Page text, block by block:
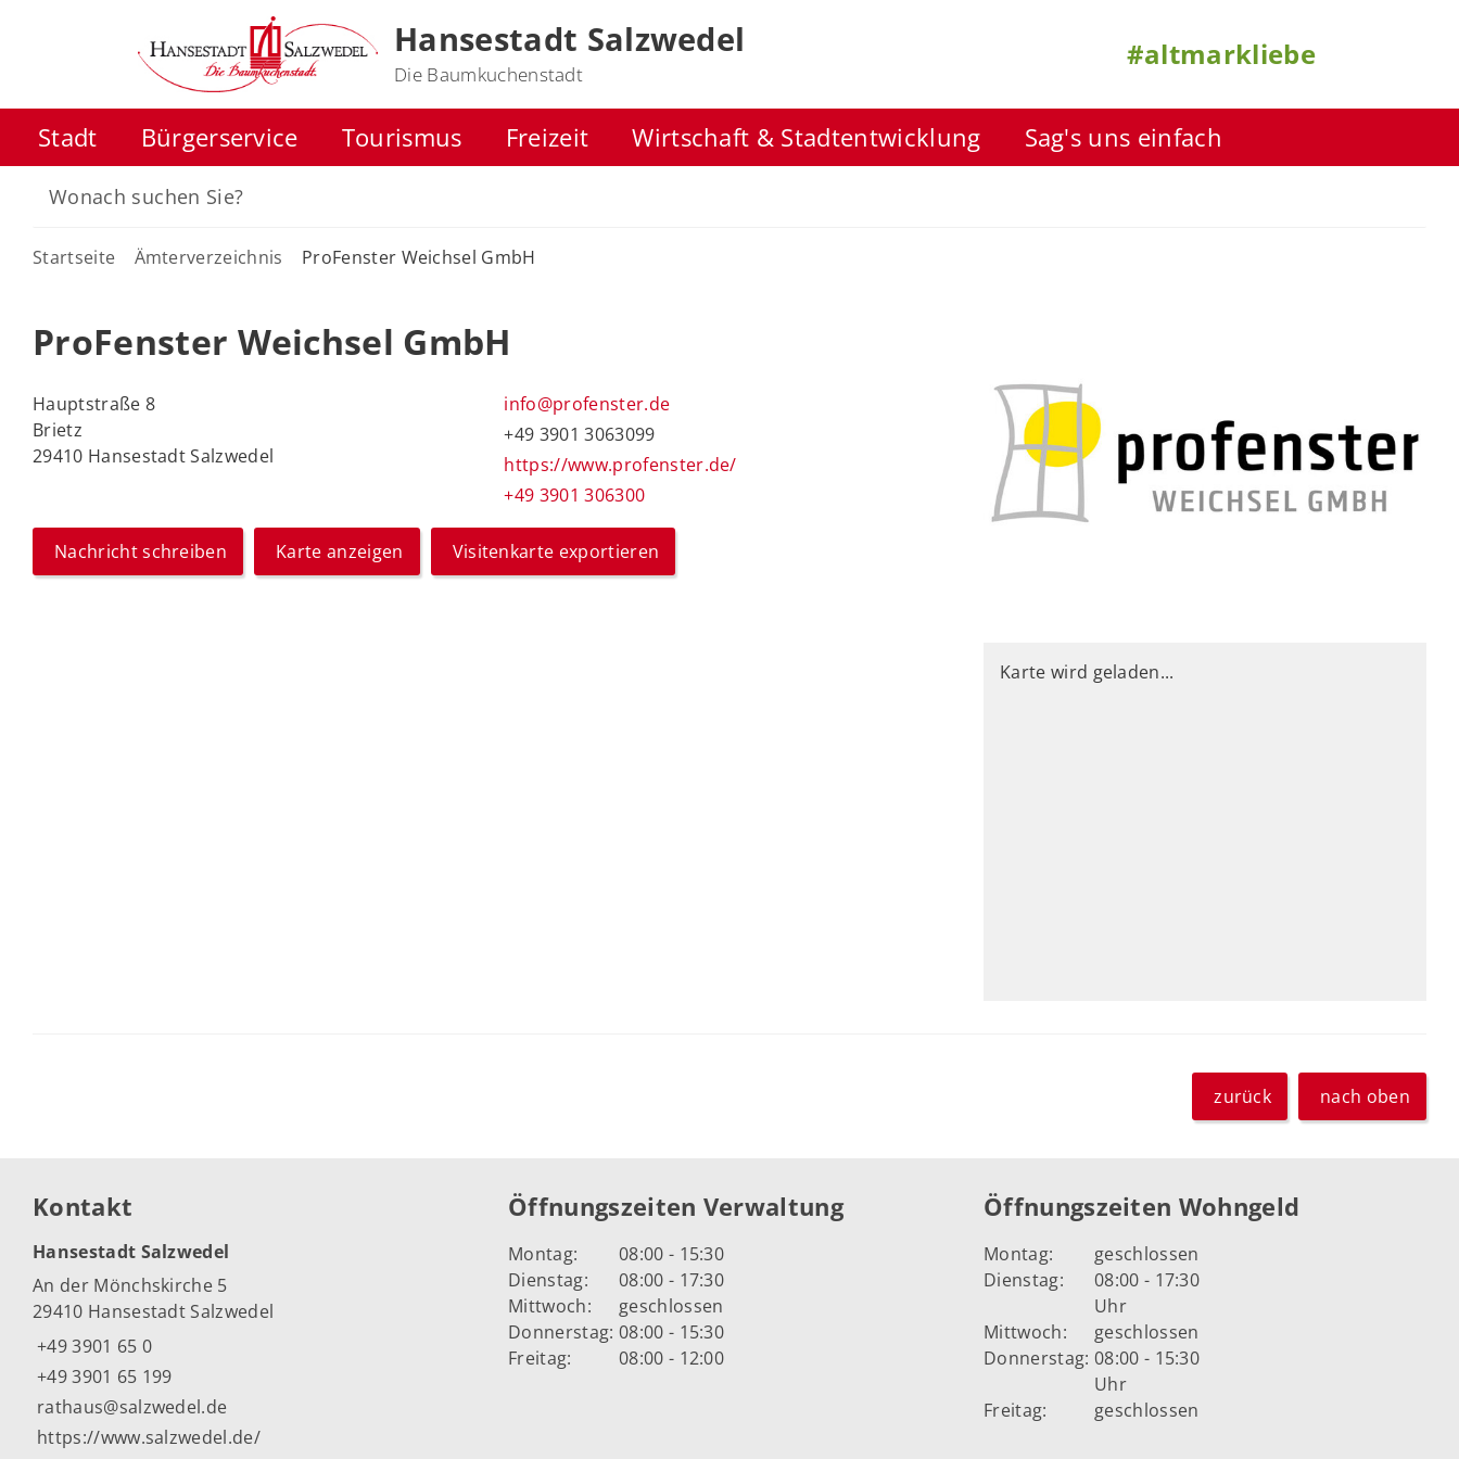
Hansestadt Salzwedel
Die Baumkuchenstadt
#altmarkliebe
Stadt Bürgerservice Tourismus Freizeit Wirtschaft & Stadtentwicklung Sag's uns einfach
Startseite Ämterverzeichnis ProFenster Weichsel GmbH
ProFenster Weichsel GmbH
Hauptstraße 8
Brietz
29410 Hansestadt Salzwedel
info@profenster.de
+49 3901 3063099
https://www.profenster.de/
+49 3901 306300
Nachricht schreiben Karte anzeigen Visitenkarte exportieren
Karte wird geladen...
zurück nach oben
Kontakt
Hansestadt Salzwedel
An der Mönchskirche 5
29410 Hansestadt Salzwedel
+49 3901 65 0
+49 3901 65 199
rathaus@salzwedel.de
https://www.salzwedel.de/
Öffnungszeiten Verwaltung
Montag:
08:00 - 15:30
Dienstag:
08:00 - 17:30
Mittwoch:
geschlossen
Donnerstag: 08:00 - 15:30
Freitag:
08:00 - 12:00
Öffnungszeiten Wohngeld
Montag:
geschlossen
Dienstag:
08:00 - 17:30
Uhr
Mittwoch:
geschlossen
Donnerstag: 08:00 - 15:30
Uhr
Freitag:
geschlossen